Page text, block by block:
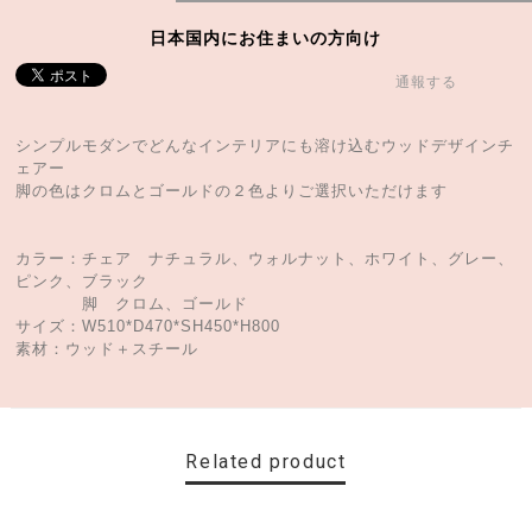
日本国内にお住まいの方向け
通報する
シンプルモダンでどんなインテリアにも溶け込むウッドデザインチ
ェアー
脚の色はクロムとゴールドの２色よりご選択いただけます
カラー：チェア ナチュラル、ウォルナット、ホワイト、グレー、
ピンク、ブラック
脚 クロム、ゴールド
サイズ：W510*D470*SH450*H800
素材：ウッド＋スチール
Related product